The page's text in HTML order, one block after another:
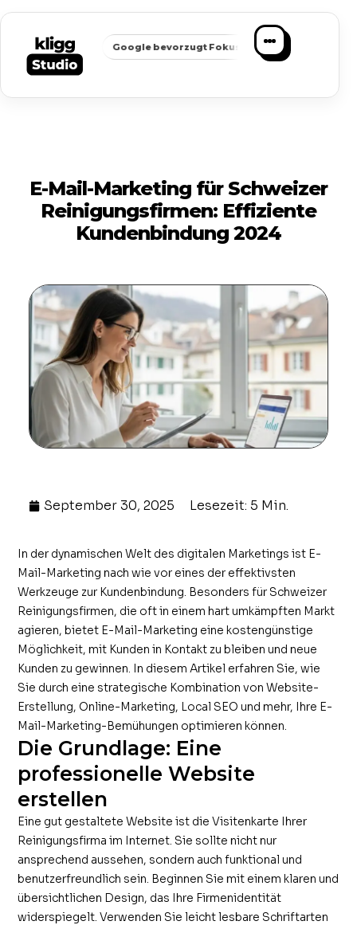
✦ Google bevorzugt Fokus ✦ Passende Anfragen statt
E-Mail-Marketing für Schweizer
Reinigungsfirmen: Effiziente
Kundenbindung 2024
September 30, 2025 Lesezeit: 5 Min.
In der dynamischen Welt des digitalen Marketings ist E-
Mail-Marketing nach wie vor eines der effektivsten
Werkzeuge zur Kundenbindung. Besonders für Schweizer
Reinigungsfirmen, die oft in einem hart umkämpften Markt
agieren, bietet E-Mail-Marketing eine kostengünstige
Möglichkeit, mit Kunden in Kontakt zu bleiben und neue
Kunden zu gewinnen. In diesem Artikel erfahren Sie, wie
Sie durch eine strategische Kombination von Website-
Erstellung, Online-Marketing, Local SEO und mehr, Ihre E-
Mail-Marketing-Bemühungen optimieren können.
Die Grundlage: Eine
professionelle Website
erstellen
Eine gut gestaltete Website ist die Visitenkarte Ihrer
Reinigungsfirma im Internet. Sie sollte nicht nur
ansprechend aussehen, sondern auch funktional und
benutzerfreundlich sein. Beginnen Sie mit einem klaren und
übersichtlichen Design, das Ihre Firmenidentität
widerspiegelt. Verwenden Sie leicht lesbare Schriftarten